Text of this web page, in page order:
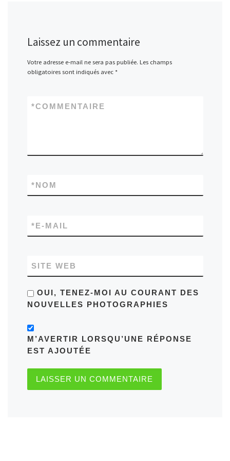
Laissez un commentaire
Votre adresse e-mail ne sera pas publiée. Les champs
obligatoires sont indiqués avec *
COMMENTAIRE
*
NOM
*
E-MAIL
*
SITE WEB
OUI, TENEZ-MOI AU COURANT DES
NOUVELLES PHOTOGRAPHIES
M’AVERTIR LORSQU’UNE RÉPONSE
EST AJOUTÉE